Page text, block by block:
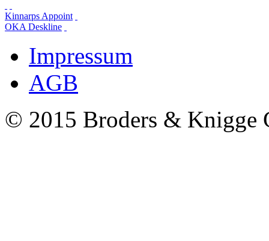
Kinnarps Appoint
OKA Deskline
Impressum
AGB
© 2015 Broders & Knigge